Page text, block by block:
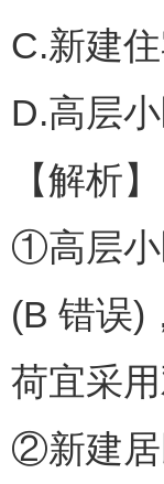
C.新建
D.高层
【解析
①高层小
(B 错误)
荷宜采
②新建居